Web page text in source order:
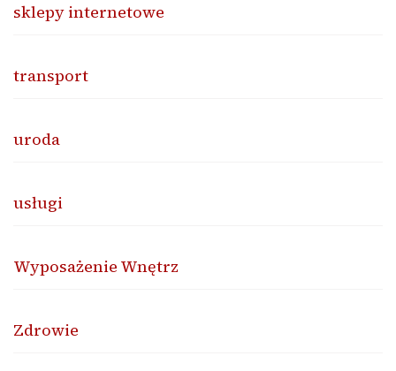
sklepy internetowe
transport
uroda
usługi
Wyposażenie Wnętrz
Zdrowie